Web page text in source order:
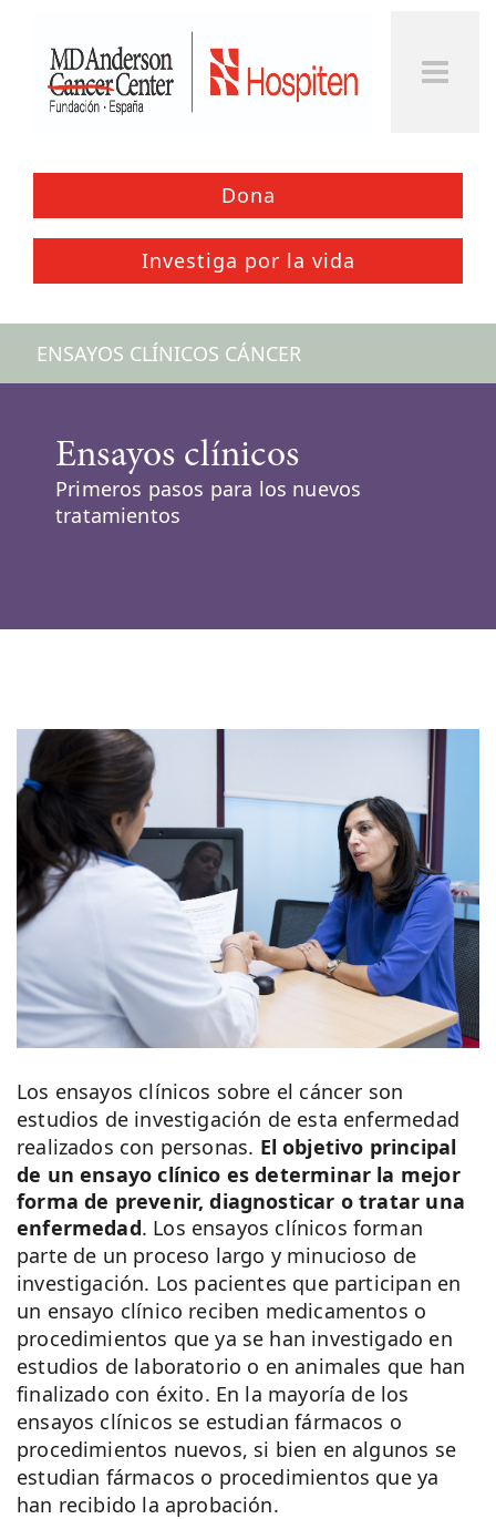
Dona
Investiga por la vida
ENSAYOS CLÍNICOS CÁNCER
Ensayos clínicos
Primeros pasos para los nuevos
tratamientos
Los ensayos clínicos sobre el cáncer son
estudios de investigación de esta enfermedad
realizados con personas. El objetivo principal
de un ensayo clínico es determinar la mejor
forma de prevenir, diagnosticar o tratar una
enfermedad. Los ensayos clínicos forman
parte de un proceso largo y minucioso de
investigación. Los pacientes que participan en
un ensayo clínico reciben medicamentos o
procedimientos que ya se han investigado en
estudios de laboratorio o en animales que han
finalizado con éxito. En la mayoría de los
ensayos clínicos se estudian fármacos o
procedimientos nuevos, si bien en algunos se
estudian fármacos o procedimientos que ya
han recibido la aprobación.